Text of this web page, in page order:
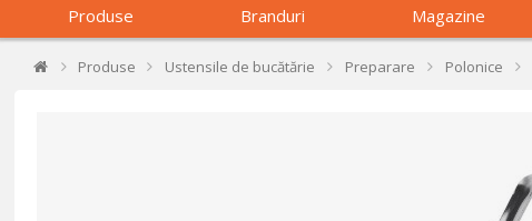
Produse Branduri Magazine
Produse Ustensile de bucătărie Preparare Polonice